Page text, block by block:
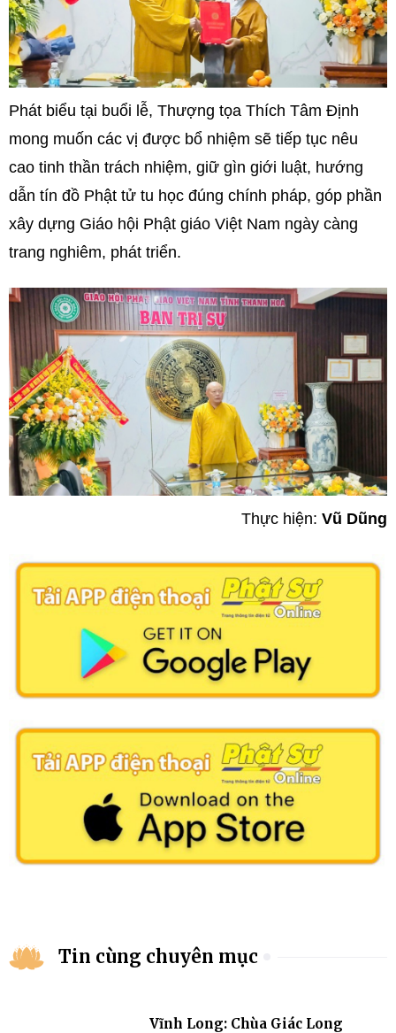
Phát biểu tại buổi lễ, Thượng tọa Thích Tâm Định
mong muốn các vị được bổ nhiệm sẽ tiếp tục nêu
cao tinh thần trách nhiệm, giữ gìn giới luật, hướng
dẫn tín đồ Phật tử tu học đúng chính pháp, góp phần
xây dựng Giáo hội Phật giáo Việt Nam ngày càng
trang nghiêm, phát triển.
Thực hiện: Vũ Dũng
Tin cùng chuyên mục
Vĩnh Long: Chùa Giác Long